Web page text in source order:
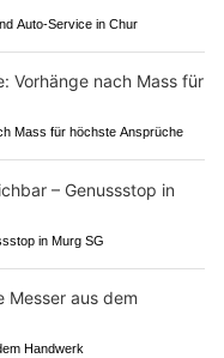
Auto-Service in Chur
Mass für höchste Ansprüche
in Murg SG
Handwerk